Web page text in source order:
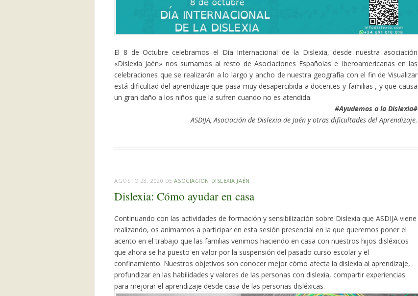
El 8 de Octubre celebramos el Día Internacional de la Dislexia, desde nuestra asociación
«Dislexia Jaén» nos sumamos al resto de Asociaciones Españolas e Iberoamericanas en las
celebraciones que se realizarán a lo largo y ancho de nuestra geografía con el fin de Visualizar
está dificultad del aprendizaje que pasa muy desapercibida a docentes y familias , y que causa
un gran daño a los niños que la sufren cuando no es atendida.
#Ayudemos a la Dislexia#
ASDIJA, Asociación de Dislexia de Jaén y otras dificultades del Aprendizaje.
AGOSTO 28, 2020 DEASOCIACIÓN DISLEXIA JAÉN
Dislexia: Cómo ayudar en casa
Continuando con las actividades de formación y sensibilización sobre Dislexia que ASDIJA viene
realizando, os animamos a participar en esta sesión presencial en la que queremos poner el
acento en el trabajo que las familias venimos haciendo en casa con nuestros hijos disléxicos
que ahora se ha puesto en valor por la suspensión del pasado curso escolar y el
confinamiento. Nuestros objetivos son conocer mejor cómo afecta la dislexia al aprendizaje,
profundizar en las habilidades y valores de las personas con dislexia, compartir experiencias
para mejorar el aprendizaje desde casa de las personas disléxicas.